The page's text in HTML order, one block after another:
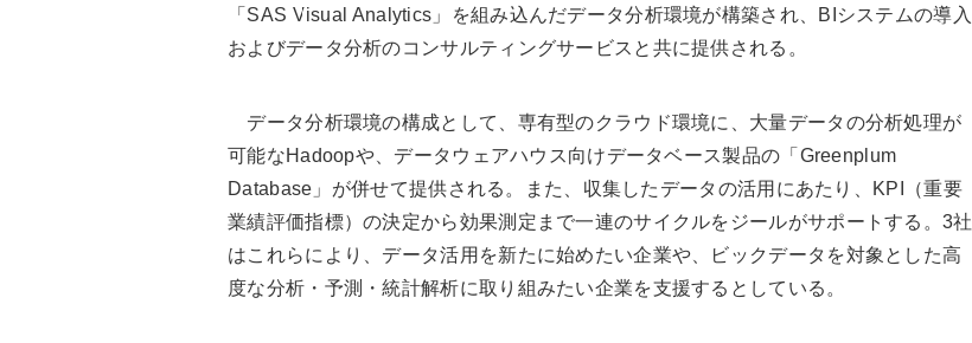
「SAS Visual Analytics」を組み込んだデータ分析環境が構築され、BIシステムの導入
およびデータ分析のコンサルティングサービスと共に提供される。
データ分析環境の構成として、専有型のクラウド環境に、大量データの分析処理が
可能なHadoopや、データウェアハウス向けデータベース製品の「Greenplum
Database」が併せて提供される。また、収集したデータの活用にあたり、KPI（重要
業績評価指標）の決定から効果測定まで一連のサイクルをジールがサポートする。3社
はこれらにより、データ活用を新たに始めたい企業や、ビックデータを対象とした高
度な分析・予測・統計解析に取り組みたい企業を支援するとしている。